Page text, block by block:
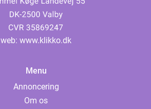
web: www.klikko.dk
Menu
Annoncering
Om os